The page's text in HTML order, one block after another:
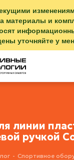
материалы и
уточняйте у
линии
ручкой
- Спортивное